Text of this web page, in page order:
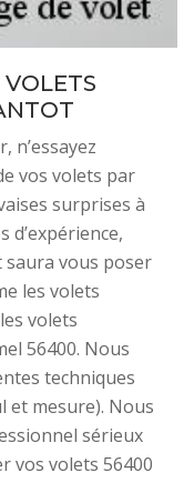
n’essayez
vos volets par
surprises à
d’expérience,
vous poser
les volets
volets
56400. Nous
techniques
et mesure). Nous
sérieux
vos volets 56400